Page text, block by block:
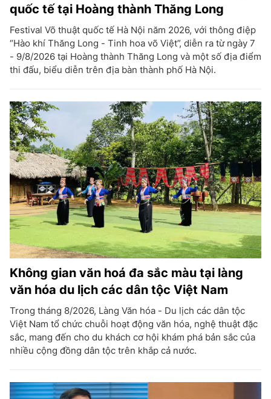
quốc tế tại Hoàng thành Thăng Long
Festival Võ thuật quốc tế Hà Nội năm 2026, với thông điệp
“Hào khí Thăng Long - Tinh hoa võ Việt”, diễn ra từ ngày 7
- 9/8/2026 tại Hoàng thành Thăng Long và một số địa điểm
thi đấu, biểu diễn trên địa bàn thành phố Hà Nội.
Không gian văn hoá đa sắc màu tại làng
văn hóa du lịch các dân tộc Việt Nam
Trong tháng 8/2026, Làng Văn hóa - Du lịch các dân tộc
Việt Nam tổ chức chuỗi hoạt động văn hóa, nghệ thuật đặc
sắc, mang đến cho du khách cơ hội khám phá bản sắc của
nhiều cộng đồng dân tộc trên khắp cả nước.